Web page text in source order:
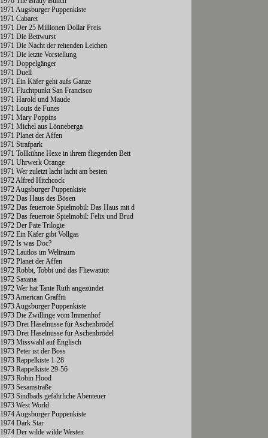
1971 Augsburger Puppenkiste
1971 Cabaret
1971 Der 25 Millionen Dollar Preis
1971 Die Bettwurst
1971 Die Nacht der reitenden Leichen
1971 Die letzte Vorstellung
1971 Doppelgänger
1971 Duell
1971 Ein Käfer geht aufs Ganze
1971 Fluchtpunkt San Francisco
1971 Harold und Maude
1971 Louis de Funes
1971 Mary Poppins
1971 Michel aus Lönneberga
1971 Planet der Affen
1971 Strafpark
1971 Tollkühne Hexe in ihrem fliegenden Bett
1971 Uhrwerk Orange
1971 Wer zuletzt lacht lacht am besten
1972 Alfred Hitchcock
1972 Augsburger Puppenkiste
1972 Das Haus des Bösen
1972 Das feuerrote Spielmobil: Das Haus mit d
1972 Das feuerrote Spielmobil: Felix und Brud
1972 Der Pate Trilogie
1972 Ein Käfer gibt Vollgas
1972 Is was Doc?
1972 Lautlos im Weltraum
1972 Planet der Affen
1972 Robbi, Tobbi und das Fliewatüüt
1972 Saxana
1972 Wer hat Tante Ruth angezündet
1973 American Graffiti
1973 Augsburger Puppenkiste
1973 Die Zwillinge vom Immenhof
1973 Drei Haselnüsse für Aschenbrödel
1973 Drei Haselnüsse für Aschenbrödel
1973 Misswahl auf Englisch
1973 Peter ist der Boss
1973 Rappelkiste 1-28
1973 Rappelkiste 29-56
1973 Robin Hood
1973 Sesamstraße
1973 Sindbads gefährliche Abenteuer
1973 West World
1974 Augsburger Puppenkiste
1974 Dark Star
1974 Der wilde wilde Westen